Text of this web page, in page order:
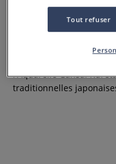
Coffrets de 6
Gansai
0
l'Aquarelle Gansai
traditionnelles
Tout refuser